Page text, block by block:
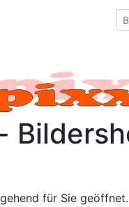
für Sie